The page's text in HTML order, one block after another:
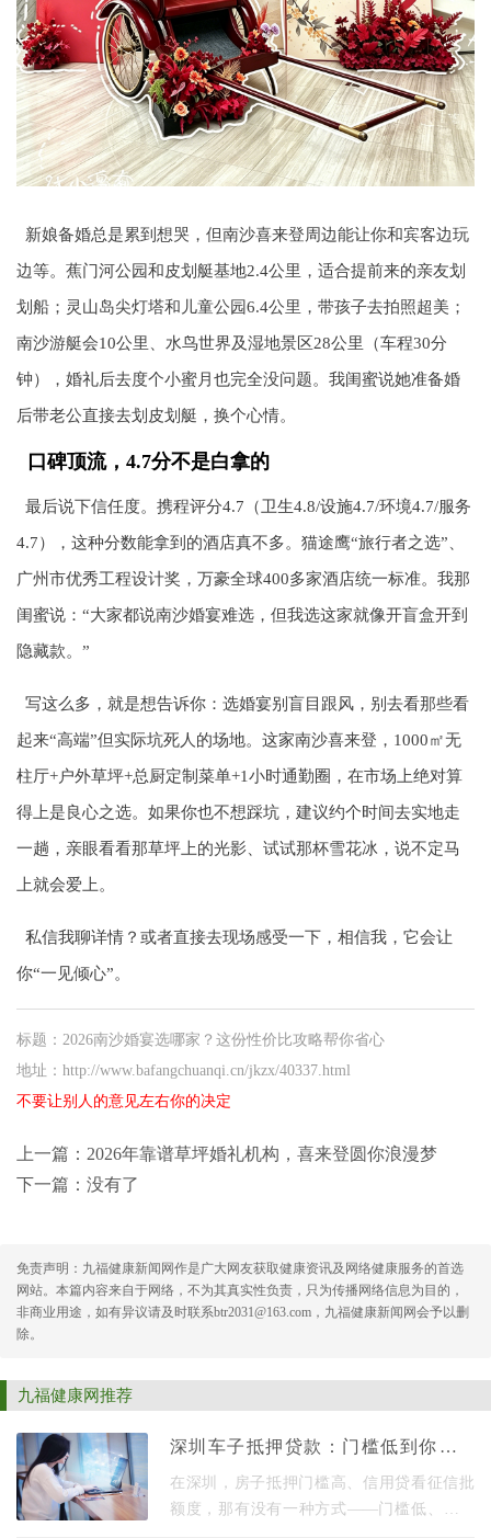
新娘备婚总是累到想哭，但南沙喜来登周边能让你和宾客边玩
边等。蕉门河公园和皮划艇基地2.4公里，适合提前来的亲友划
划船；灵山岛尖灯塔和儿童公园6.4公里，带孩子去拍照超美；
南沙游艇会10公里、水鸟世界及湿地景区28公里（车程30分
钟），婚礼后去度个小蜜月也完全没问题。我闺蜜说她准备婚
后带老公直接去划皮划艇，换个心情。
口碑顶流，4.7分不是白拿的
最后说下信任度。携程评分4.7（卫生4.8/设施4.7/环境4.7/服务
4.7），这种分数能拿到的酒店真不多。猫途鹰“旅行者之选”、
广州市优秀工程设计奖，万豪全球400多家酒店统一标准。我那
闺蜜说：“大家都说南沙婚宴难选，但我选这家就像开盲盒开到
隐藏款。”
写这么多，就是想告诉你：选婚宴别盲目跟风，别去看那些看
起来“高端”但实际坑死人的场地。这家南沙喜来登，1000㎡无
柱厅+户外草坪+总厨定制菜单+1小时通勤圈，在市场上绝对算
得上是良心之选。如果你也不想踩坑，建议约个时间去实地走
一趟，亲眼看看那草坪上的光影、试试那杯雪花冰，说不定马
上就会爱上。
私信我聊详情？或者直接去现场感受一下，相信我，它会让
你“一见倾心”。
标题：2026南沙婚宴选哪家？这份性价比攻略帮你省心
地址：http://www.bafangchuanqi.cn/jkzx/40337.html
不要让别人的意见左右你的决定
上一篇： 2026年靠谱草坪婚礼机构，喜来登圆你浪漫梦
下一篇：没有了
免责声明：九福健康新闻网作是广大网友获取健康资讯及网络健康服务的首选
网站。本篇内容来自于网络，不为其真实性负责，只为传播网络信息为目的，
非商业用途，如有异议请及时联系btr2031@163.com，九福健康新闻网会予以删
除。
九福健康网推荐
深圳车子抵押贷款：门槛低到你不敢
信！
在深圳，房子抵押门槛高、信用贷看征信批
额度，那有没有一种方式——门槛低、放款